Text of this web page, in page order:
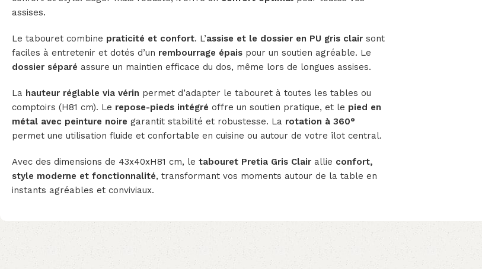
assises.
Le tabouret combine praticité et confort. L’assise et le dossier en PU gris clair sont
faciles à entretenir et dotés d’un rembourrage épais pour un soutien agréable. Le
dossier séparé assure un maintien efficace du dos, même lors de longues assises.
La hauteur réglable via vérin permet d’adapter le tabouret à toutes les tables ou
comptoirs (H81 cm). Le repose-pieds intégré offre un soutien pratique, et le pied en
métal avec peinture noire garantit stabilité et robustesse. La rotation à 360°
permet une utilisation fluide et confortable en cuisine ou autour de votre îlot central.
Avec des dimensions de 43x40xH81 cm, le tabouret Pretia Gris Clair allie confort,
style moderne et fonctionnalité, transformant vos moments autour de la table en
instants agréables et conviviaux.